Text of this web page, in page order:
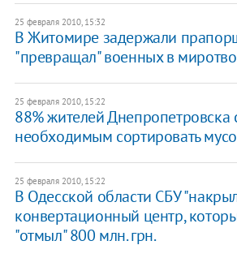
25 февраля 2010, 15:32
В Житомире задержали
"превращал" военных в
25 февраля 2010, 15:22
88% жителей Днепропетровска
необходимым сортировать
25 февраля 2010, 15:22
В Одесской области СБУ
конвертационный центр,
"отмыл" 800 млн. грн.